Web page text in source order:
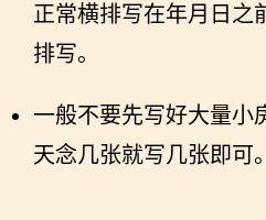
正常横排写在年月日之
排写。
一般不要先写好大量小
天念几张就写几张即可